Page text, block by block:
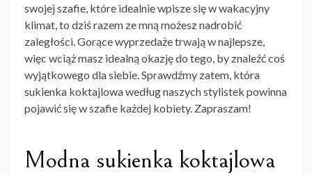
swojej szafie, które idealnie wpisze się w wakacyjny
klimat, to dziś razem ze mną możesz nadrobić
zaległości. Gorące wyprzedaże trwają w najlepsze,
więc wciąż masz idealną okazję do tego, by znaleźć coś
wyjątkowego dla siebie. Sprawdźmy zatem, która
sukienka koktajlowa według naszych stylistek powinna
pojawić się w szafie każdej kobiety. Zapraszam!
Modna sukienka koktajlowa